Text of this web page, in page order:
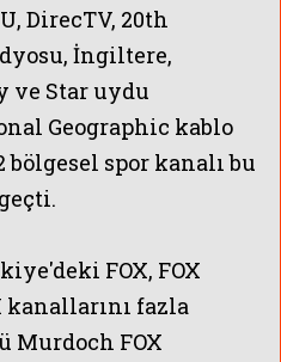
DirecTV, 20th
İngiltere,
ve Star uydu
Geographic kablo
bölgesel spor kanalı bu
FOX, FOX
kanallarını fazla
Murdoch FOX